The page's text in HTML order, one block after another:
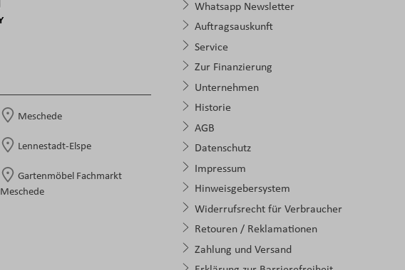
Meschede
Lennestadt-Elspe
Gartenmöbel Fachmarkt
Meschede
Whatsapp Newsletter
Auftragsauskunft
Service
Zur Finanzierung
Unternehmen
Historie
AGB
Datenschutz
Impressum
Hinweisgebersystem
Widerrufsrecht für Verbraucher
Retouren / Reklamationen
Zahlung und Versand